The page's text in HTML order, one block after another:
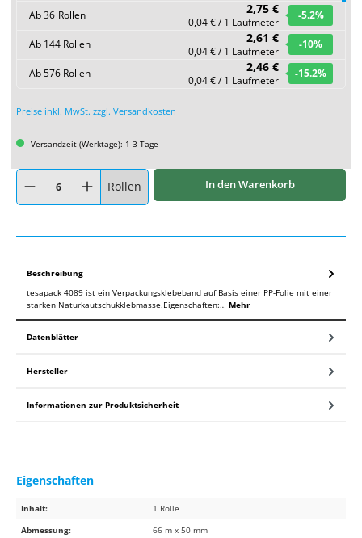
Ab36 Rollen 2,75 €
0,04 € / 1 Laufmeter
-5.2%
Ab 144 Rollen 2,61 €
0,04 € / 1 Laufmeter
-10%
Ab576 Rollen 2,46 €
0,04 € / 1 Laufmeter
-15.2%
Preise inkl. MwSt. zzgl. Versandkosten
Versandzeit (Werktage): 1-3 Tage
Produkt Anzahl: Gib den gewünschten Wert ein oder benutze die Schaltflächen
Rollen In den Warenkorb
Beschreibung
tesapack 4089 ist ein Verpackungsklebeband auf Basis einer PP-Folie mit einer
starken Naturkautschukklebmasse.Eigenschaften:… Mehr
Datenblätter
Hersteller
Informationen zur Produktsicherheit
Eigenschaften
Inhalt:
1 Rolle
Abmessung:
66 m x 50 mm